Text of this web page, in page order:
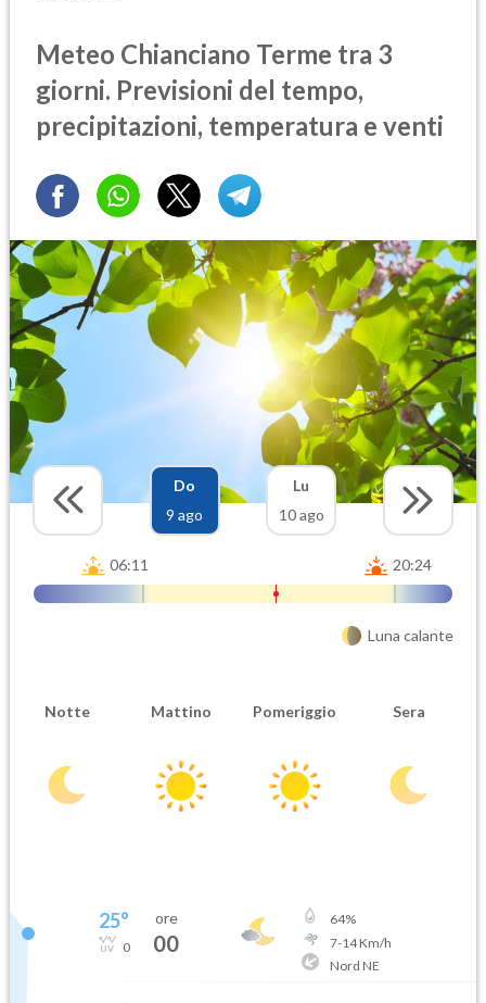
Meteo Chianciano Terme tra 3
giorni. Previsioni del tempo,
precipitazioni, temperatura e venti
Do
9 ago
Lu
10 ago
06:11 20:24
Luna calante
Notte Mattino Pomeriggio Sera
25°
0
ore
00
64%
7-14Km/h
Nord NE